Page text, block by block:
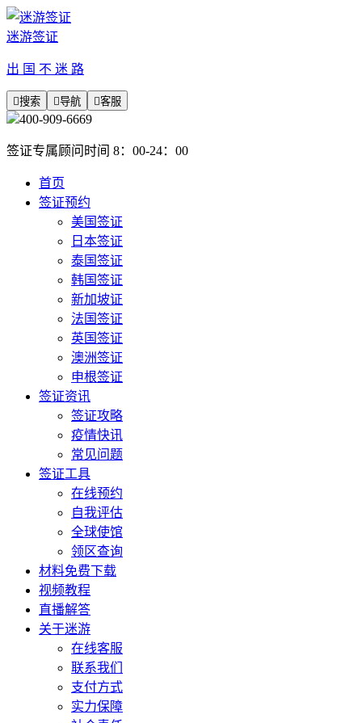
迷游签证
出 国 不 迷 路
搜索 导航 客服
400-909-6669
签证专属顾问时间 8：00-24：00
首页
签证预约
美国签证
日本签证
泰国签证
韩国签证
新加坡证
法国签证
英国签证
澳洲签证
申根签证
签证资讯
签证攻略
疫情快讯
常见问题
签证工具
在线预约
自我评估
全球使馆
领区查询
材料免费下载
视频教程
直播解答
关于迷游
在线客服
联系我们
支付方式
实力保障